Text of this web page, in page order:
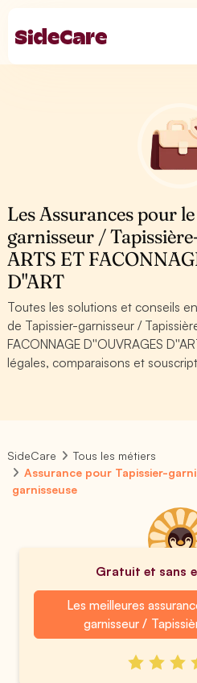
Les Assurances pour
garnisseur /
ARTS ET
D''ART
Toutes les solutions et conseils
de Tapissier-garnisseur /
FACONNAGE D''OUVRAGES
légales, comparaisons et
SideCare
Tous les métiers
Assurance pour Tapissier-
garnisseuse
Gratuit et sans
Les meilleures
garnisseur /